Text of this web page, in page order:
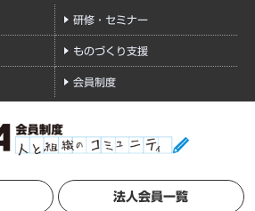
研修・セミナー
ものづくり支援
会員制度
法人会員一覧